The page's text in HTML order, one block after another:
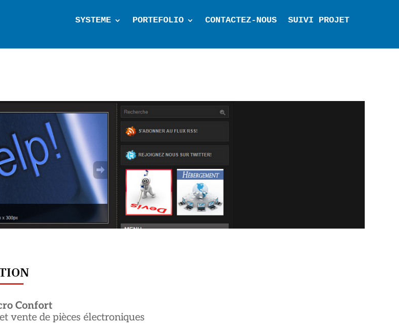
SYSTEME PORTEFOLIO CONTACTEZ-NOUS SUIVI PROJET
Confort
vente de pièces électroniques